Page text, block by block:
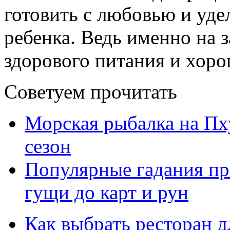
готовить с любовью и
ребенка. Ведь именно на
здорового питания и
Советуем прочитать
Морская рыбалка на
сезон
Популярные гадания
гущи до карт и рун
Как выбрать ресторан